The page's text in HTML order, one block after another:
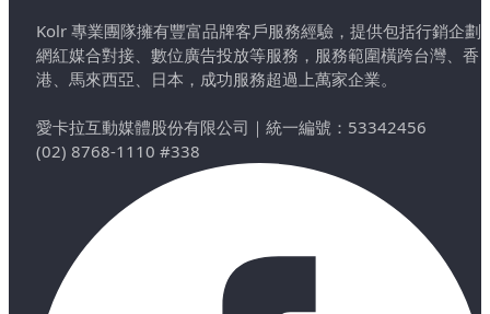
Kolr 專業團隊擁有豐富品牌客戶服務經驗，提供包括行銷企劃
網紅媒合對接、數位廣告投放等服務，服務範圍橫跨台灣、香
港、馬來西亞、日本，成功服務超過上萬家企業。
愛卡拉互動媒體股份有限公司 ｜ 統一編號：53342456
(02) 8768-1110 #338